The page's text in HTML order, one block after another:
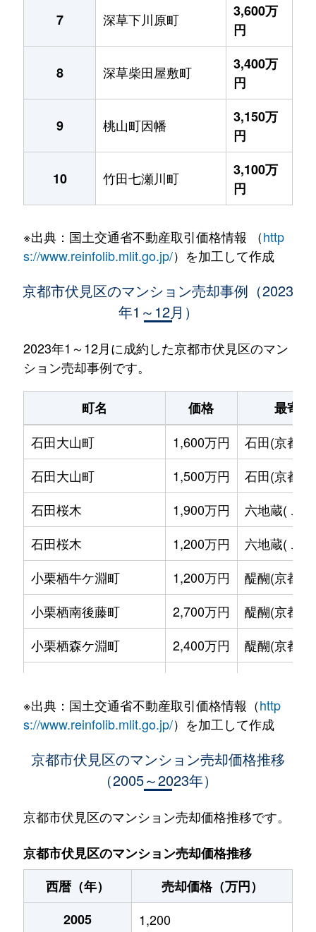
7 深草下川原町
3,600万
円
8 深草柴田屋敷町
3,400万
円
9 桃山町因幡
3,150万
円
10 竹田七瀬川町
3,100万
円
※出典：国土交通省不動産取引価格情報 （http
s://www.reinfolib.mlit.go.jp/）を加工して作成
京都市伏見区のマンション売却事例（2023
年1～12月）
2023年1～12月に成約した京都市伏見区のマン
ション売却事例です。
町名 価格
最寄駅
石田大山町
1,600万円
石田(京都市
石田大山町
1,500万円
石田(京都市
石田桜木
1,900万円
六地蔵(ＪＲ)
石田桜木
1,200万円
六地蔵(ＪＲ)
小栗栖牛ケ淵町
1,200万円
醍醐(京都)
小栗栖南後藤町
2,700万円
醍醐(京都)
小栗栖森ケ淵町
2,400万円
醍醐(京都)
小栗栖山口町
1,500万円
醍醐(京都)
1,000万円
久我西出町
1,100万円
中書島
久我本町
2,100万円
向日町
久我本町
2,300万円
向日町
下鳥羽広長町
※出典：国土交通省不動産取引価格情報（http
s://www.reinfolib.mlit.go.jp/）を加工して作成
京都市伏見区のマンション売却価格推移
（2005～2023年）
京都市伏見区のマンション売却価格推移です。
京都市伏見区のマンション売却価格推移
西暦（年）
売却価格（万円）
2005
1,200